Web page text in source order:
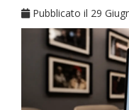
Pubblicato il 29